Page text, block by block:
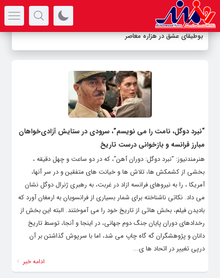
-
“نبرد دوگل، نامت را می نویسم”، سرودی در ستایش آزادی‌خواهان
مبارز فرانسه و بازخوانی درست تاریخ
هنرمندنیوز: “نبرد دوگل: دوران آهن”، که در دو ساعت و چهل دقیقه ،
بخشی از کشمکش ها، تلاش ها و خیانت های متفقین و در سر آنها،
آمریکا ، را به نیروهای فرانسه ازاد در غربت، به رهبری ژنرال دوگل نشان
می داد. نکاتی ناشناخته برای شمار بسیاری از فرانسویان به ارمغان آورد که
بادیدن فیلم، بخش هائی از تاریخ خود را می آموختند. البته این بخش از
رخدادهای دوران پایان جنگ دوم جهانی، در اینجا و آنجا، توسط تاریخ
دانان و پژوهشگران گه گاه چاپ می شد، اما با سرپوش گذاشتن بر آن
درپی تغییر در اتحاد ها ی...
ادامه خبر